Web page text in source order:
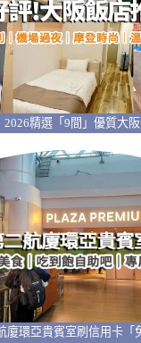
精選「9間」優質大阪
廈環亞貴賓室刷信用卡「